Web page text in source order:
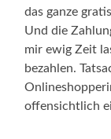
das ganze
Und die
mir ewig Zeit
bezahlen.
offensichtlich